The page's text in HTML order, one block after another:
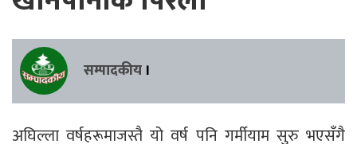
सम्पादकीय ।
अघिल्ला वर्षहरूमाजस्तै यो वर्ष पनि गर्मीयाम सुरु भएसँगै